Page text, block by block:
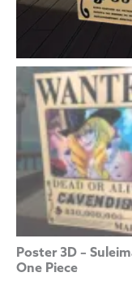
Poster 3D –
One Piece